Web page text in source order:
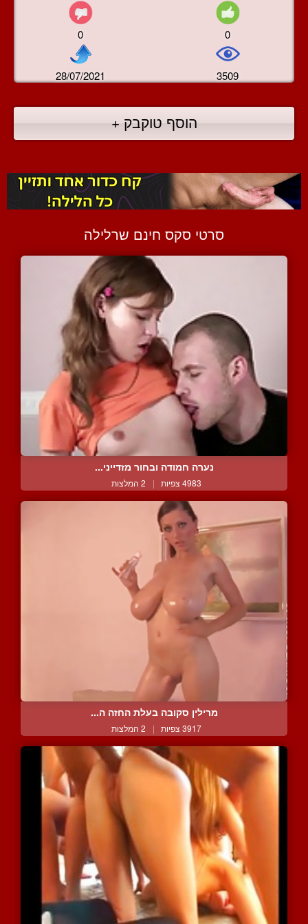
0 0
28/07/2021 3509
הוסף טוקבק +
סרטי סקס חינם שרלילה
נערה חמודה ובחור מזדייני...
4983 צפיות | 2 המלצות
מרילין סקובה בעלת החזה ה...
3917 צפיות | 2 המלצות